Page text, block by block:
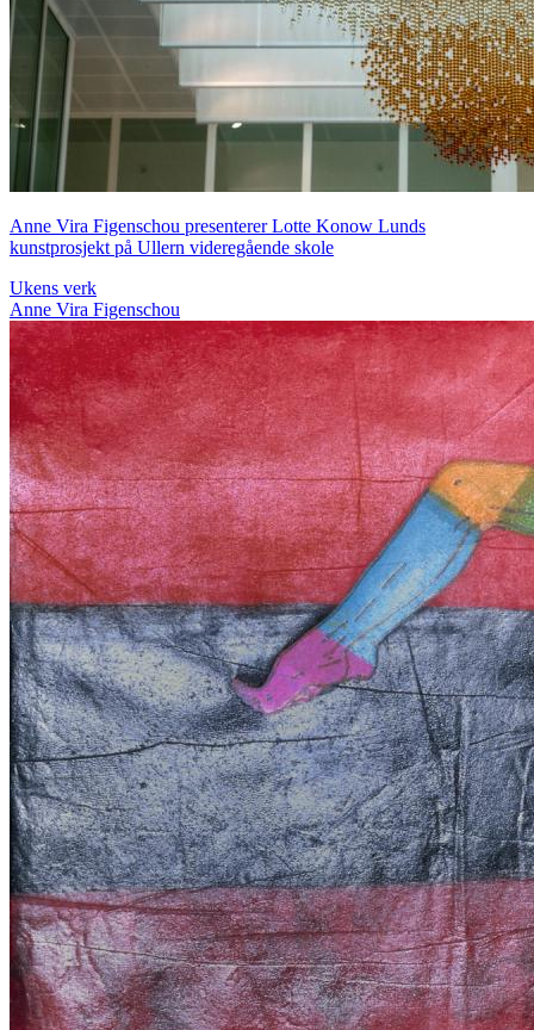
Anne Vira Figenschou presenterer Lotte Konow Lunds
kunstprosjekt på Ullern videregående skole
Ukens verk
Anne Vira Figenschou